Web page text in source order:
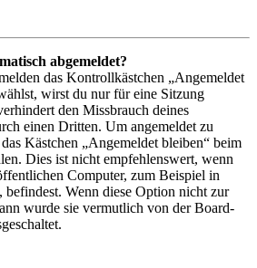
abgemeldet?
das Kontrollkästchen „Angemeldet
wirst du nur für eine Sitzung
den Missbrauch deines
einen Dritten. Um angemeldet zu
Kästchen „Angemeldet bleiben“ beim
Dies ist nicht empfehlenswert, wenn
Computer, zum Beispiel in
befindest. Wenn diese Option nicht zur
wurde sie vermutlich von der Board-